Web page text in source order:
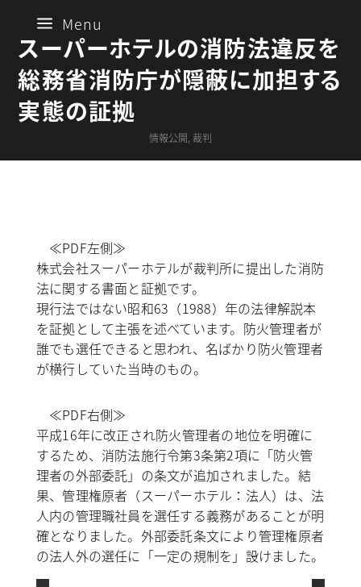
a Menu
スーパーホテルの消防法違反を
総務省消防庁が隠蔽に加担する
実態の証拠
情報公開 裁判
≪PDF左側≫
株式会社スーパーホテルが裁判所に提出した消防
法に関する書面と証拠です。
現行法ではない昭和63（1988）年の法律解説本
を証拠として主張を述べています。防火管理者が
誰でも選任できると思われ、名ばかり防火管理者
が横行していた当時のもの。
≪PDF右側≫
平成16年に改正され防火管理者の地位を明確に
するため、消防法施行令第3条第2項に「防火管
理者の外部委託」の条文が追加されました。結
果、管理権原者（スーパーホテル：法人）は、法
人内の管理職社員を選任する義務があることが明
確となりました。外部委託条文により管理権原者
の法人外の選任に「一定の規制を」設けました。